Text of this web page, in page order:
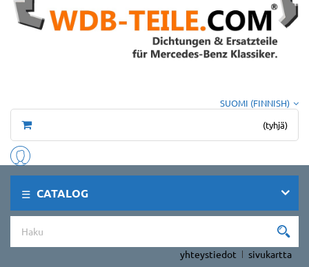
SUOMI (FINNISH)
(tyhjä)
CATALOG
yhteystiedot sivukartta